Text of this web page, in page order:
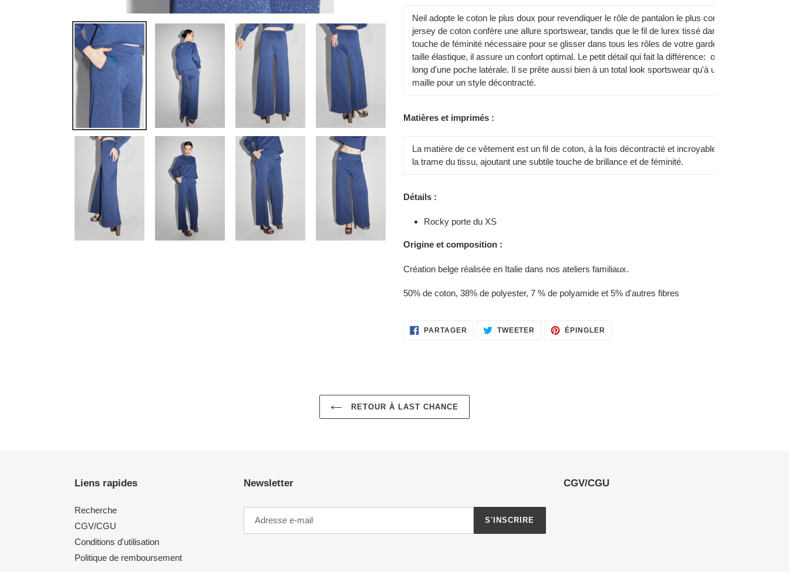
votre
panier
Neil adopte le coton le plus doux pour revendiquer le rôle de pantalon le plus confortable de la
jersey de coton confère une allure sportswear, tandis que le fil de lurex tissé dans la trame lui
touche de féminité nécessaire pour se glisser dans tous les rôles de votre garde-robe. Avec son
taille élastique, il assure un confort optimal. Le petit détail qui fait la différence: on retrouve le logo
long d'une poche latérale. Il se prête aussi bien à un total look sportswear qu'à une association
maille pour un style décontracté.
Matières et imprimés :
La matière de ce vêtement est un fil de coton, à la fois décontracté et incroyablement doux.
la trame du tissu, ajoutant une subtile touche de brillance et de féminité.
Détails :
Rocky porte du XS
Origine et composition :
Création belge réalisée en Italie dans nos ateliers familiaux.
50% de coton, 38% de polyester, 7 % de polyamide et 5% d'autres fibres
PARTAGER PARTAGER
SUR
TWEETER TWEETER
SUR
ÉPINGLER
RETOUR À LAST CHANCE
Liens rapides
Recherche
CGV/CGU
Conditions d'utilisation
Politique de remboursement
Newsletter
S'INSCRIRE
CGV/CGU